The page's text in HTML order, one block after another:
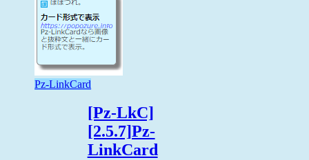
Pz-LinkCard
[Pz-LkC]
[2.5.7]Pz-
LinkCard